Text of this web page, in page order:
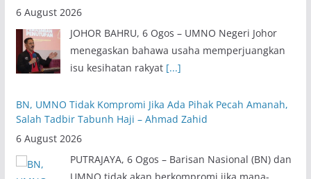
6 August 2026
JOHOR BAHRU, 6 Ogos – UMNO Negeri Johor
menegaskan bahawa usaha memperjuangkan
isu kesihatan rakyat [...]
BN, UMNO Tidak Kompromi Jika Ada Pihak Pecah Amanah,
Salah Tadbir Tabunh Haji – Ahmad Zahid
6 August 2026
PUTRAJAYA, 6 Ogos – Barisan Nasional (BN) dan
UMNO tidak akan berkompromi jika mana-